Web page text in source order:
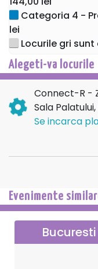
Categoria 4 -
lei
Locurile gri
Alegeti-va locurile
Connect-R -
Sala
Se incarca
Evenimente
Bucuresti